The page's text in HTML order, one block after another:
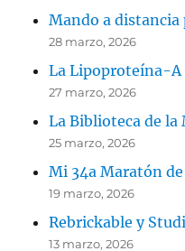
Mando a distancia
28 marzo, 2026
La Lipoproteína-A
27 marzo, 2026
La Biblioteca de la
25 marzo, 2026
Mi 34a Maratón
19 marzo, 2026
Rebrickable y
13 marzo, 2026